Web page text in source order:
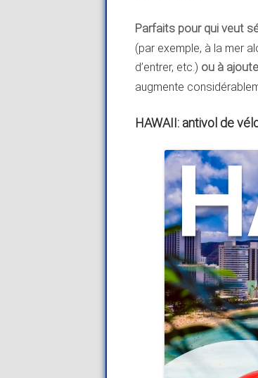
Parfaits pour qui veut
(par exemple, à la mer
d’entrer, etc.) ou à
augmente
HAWAII: antivol de